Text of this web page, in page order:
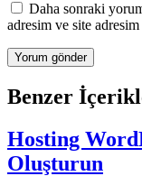
Daha sonraki
adresim ve site
Benzer
Hosting
Oluşturun